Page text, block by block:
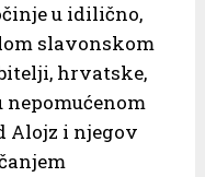
u idilično,
slavonskom
hrvatske,
nepomućenom
Alojz i njegov